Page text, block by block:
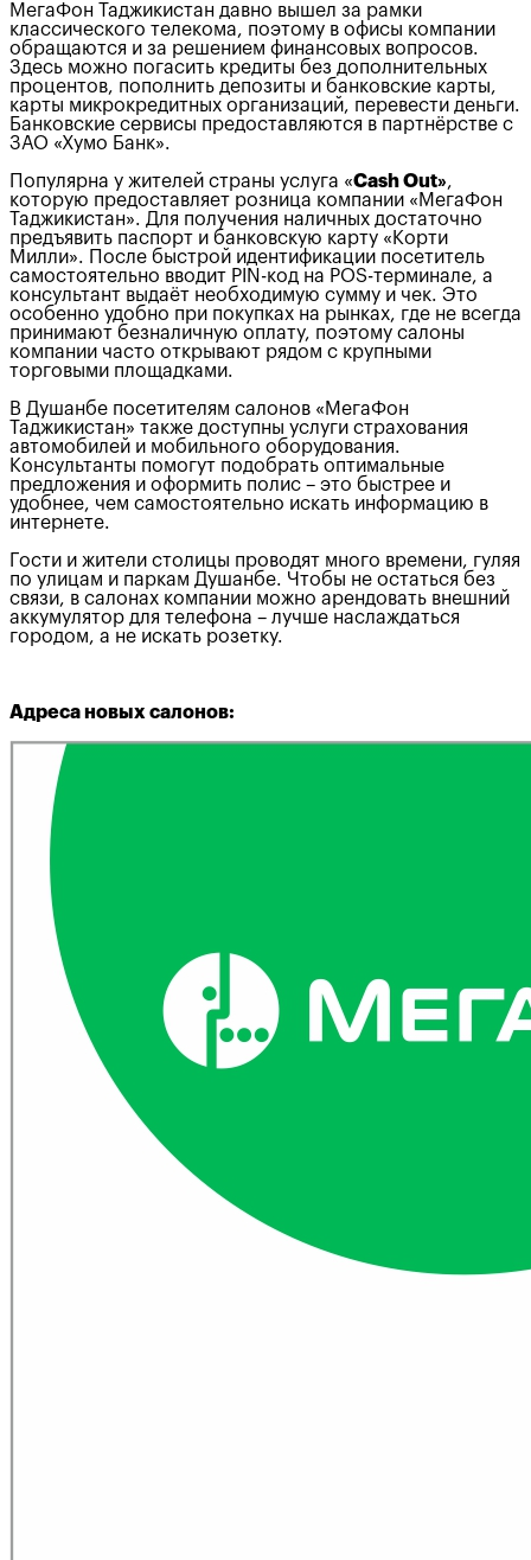
МегаФон Таджикистан давно вышел за рамки
классического телекома, поэтому в офисы компании
обращаются и за решением финансовых вопросов.
Здесь можно погасить кредиты без дополнительных
процентов, пополнить депозиты и банковские карты,
карты микрокредитных организаций, перевести деньги.
Банковские сервисы предоставляются в партнёрстве с
ЗАО «Хумо Банк».
Популярна у жителей страны услуга «Cash Out»,
которую предоставляет розница компании «МегаФон
Таджикистан». Для получения наличных достаточно
предъявить паспорт и банковскую карту «Корти
Милли». После быстрой идентификации посетитель
самостоятельно вводит PIN-код на POS-терминале, а
консультант выдаёт необходимую сумму и чек. Это
особенно удобно при покупках на рынках, где не всегда
принимают безналичную оплату, поэтому салоны
компании часто открывают рядом с крупными
торговыми площадками.
В Душанбе посетителям салонов «МегаФон
Таджикистан» также доступны услуги страхования
автомобилей и мобильного оборудования.
Консультанты помогут подобрать оптимальные
предложения и оформить полис – это быстрее и
удобнее, чем самостоятельно искать информацию в
интернете.
Гости и жители столицы проводят много времени, гуляя
по улицам и паркам Душанбе. Чтобы не остаться без
связи, в салонах компании можно арендовать внешний
аккумулятор для телефона – лучше наслаждаться
городом, а не искать розетку.
Адреса новых салонов: